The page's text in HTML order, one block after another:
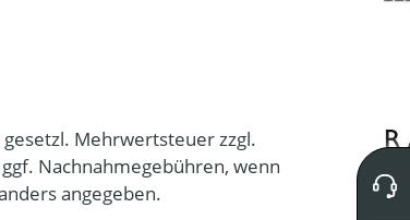
Mehrwertsteuer zzgl.
Nachnahmegebühren, wenn
angegeben.